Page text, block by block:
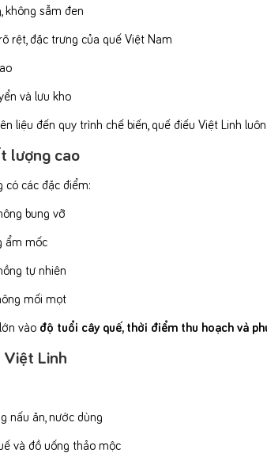
không sẫm đen
rệt, đặc trưng của quế Việt Nam
và lưu kho
liệu đến quy trình chế biến, quế điếu Việt Linh
lượng cao
các đặc điểm:
bung vỡ
ẩm mốc
tự nhiên
mối mọt
vào độ tuổi cây quế, thời điểm thu hoạch và
Việt Linh
nấu ăn, nước dùng
và đồ uống thảo mộc